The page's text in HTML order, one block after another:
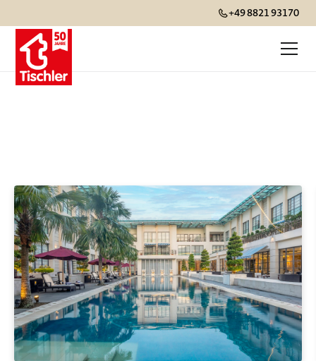
+49 8821 93170